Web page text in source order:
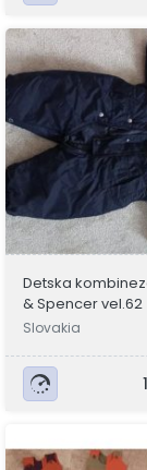
Detska
& Spencer vel.62
Slovakia